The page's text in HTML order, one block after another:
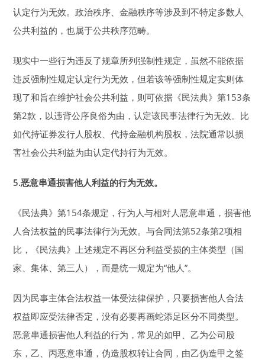
认定行为无效。政治秩序、金融秩序等涉及到不特定多数人
公共利益的，也属于公共秩序范畴。
现实中一些行为违反了规章所列强制性规定，虽然不能依据
违反强制性规定认定行为无效，但若该等强制性规定实则体
现了和旨在维护社会公共利益，则可依据《民法典》第153条
第2款，以违背公序良俗为由，认定该民事法律行为无效。比
如代持证券发行人股权、代持金融机构股权，法院通常以损
害社会公共利益为由认定代持行为无效。
5.恶意串通损害他人利益的行为无效。
《民法典》第154条规定，行为人与相对人恶意串通，损害他
人合法权益的民事法律行为无效。与合同法第52条第2项相
比，《民法典》上述规定不再区分利益受损的主体类型（国
家、集体、第三人），而是统一规定为“他人”。
因为民事主体合法权益一体受法律保护，只要损害他人合法
权益即应受法律否定，没有必要再画蛇添足区分不同类型。
恶意串通损害他人利益的行为，常见的如甲、乙为公司股
东，乙、丙恶意串通，伪造股权转让合同，由乙伪造甲之签